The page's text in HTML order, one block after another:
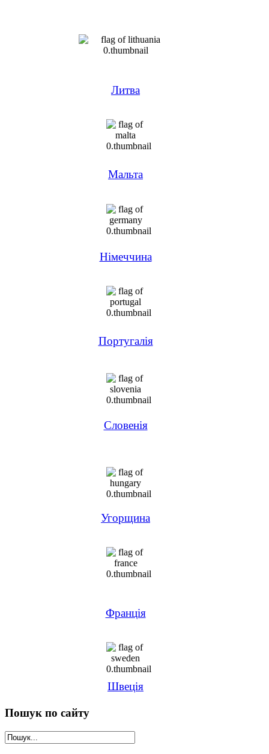
Литва
Мальта
Німеччина
Португалія
Словенія
Угорщина
Франція
Швеція
Пошук по сайту